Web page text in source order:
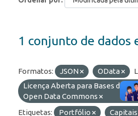
1 conjunto de dados
Formatos: JSON OData
Licença Aberta para Bases de
Open Data Commons
Etiquetas:
Portfólio